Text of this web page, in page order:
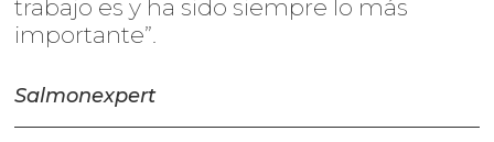
trabajo es y ha sido siempre lo más
importante”.
Salmonexpert